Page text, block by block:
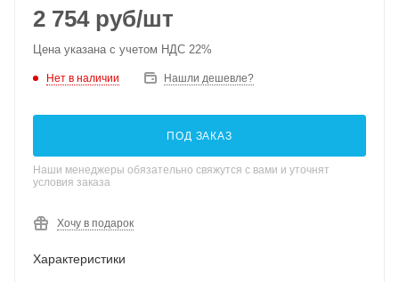
2 754руб/шт
Цена указана с учетом НДС 22%
Нет в наличии Нашли дешевле?
ПОД ЗАКАЗ
Наши менеджеры обязательно свяжутся с вами и уточнят
условия заказа
Хочу в подарок
Характеристики